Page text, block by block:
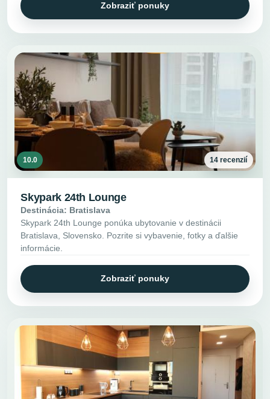
Zobraziť ponuky
10.0 14 recenzií
Skypark 24th Lounge
Destinácia: Bratislava
Skypark 24th Lounge ponúka ubytovanie v destinácii
Bratislava, Slovensko. Pozrite si vybavenie, fotky a ďalšie
informácie.
Zobraziť ponuky